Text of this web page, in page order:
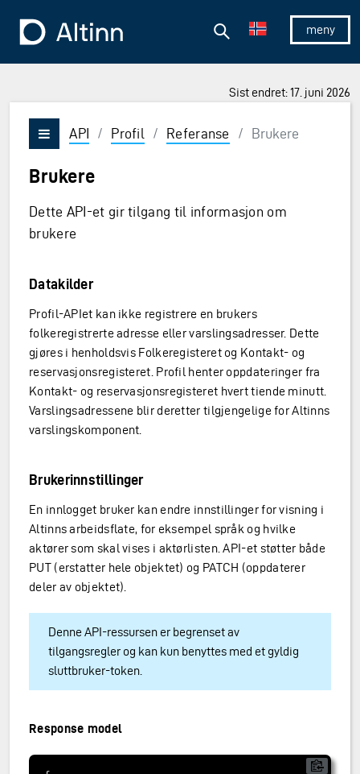
Vis/skjul
Søk
Sist endret: 17. juni 2026
Vis/skjul meny
API / Profil / Referanse / Brukere
Brukere
Dette API-et gir tilgang til informasjon om
brukere
Datakilder
Profil-APIet kan ikke registrere en brukers
folkeregistrerte adresse eller varslingsadresser. Dette
gjøres i henholdsvis Folkeregisteret og Kontakt- og
reservasjonsregisteret. Profil henter oppdateringer fra
Kontakt- og reservasjonsregisteret hvert tiende minutt.
Varslingsadressene blir deretter tilgjengelige for Altinns
varslingskomponent.
Brukerinnstillinger
En innlogget bruker kan endre innstillinger for visning i
Altinns arbeidsflate, for eksempel språk og hvilke
aktører som skal vises i aktørlisten. API-et støtter både
PUT (erstatter hele objektet) og PATCH (oppdaterer
deler av objektet).
Denne API-ressursen er begrenset av
tilgangsregler og kan kun benyttes med et gyldig
sluttbruker-token.
Response model